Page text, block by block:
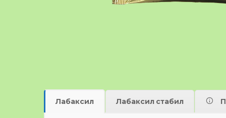
Лaбаксил Лaбаксил стабил